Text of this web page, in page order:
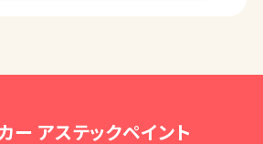
ー アステックペイント